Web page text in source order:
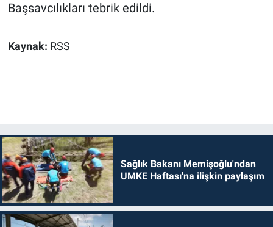
Başsavcılıkları tebrik edildi.
Kaynak: RSS
Sağlık Bakanı Memişoğlu'ndan
UMKE Haftası'na ilişkin paylaşım